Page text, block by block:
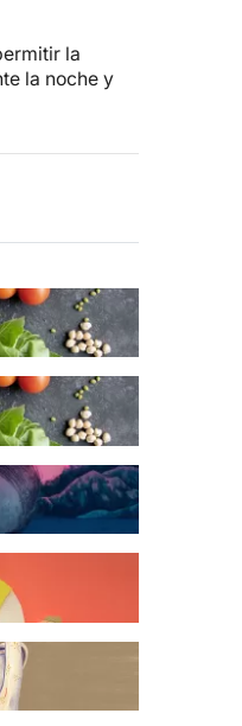
la
la noche y